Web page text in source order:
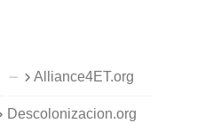
Alliance4ET.org
Descolonizacion.org